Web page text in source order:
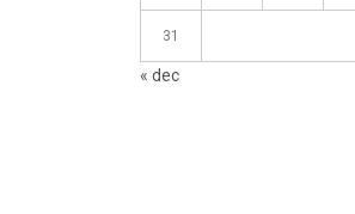
31
« dec